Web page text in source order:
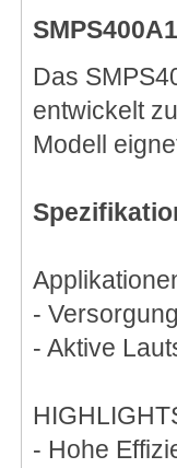
Das
entwickelt
Modell
-
- Aktive
- Hohe